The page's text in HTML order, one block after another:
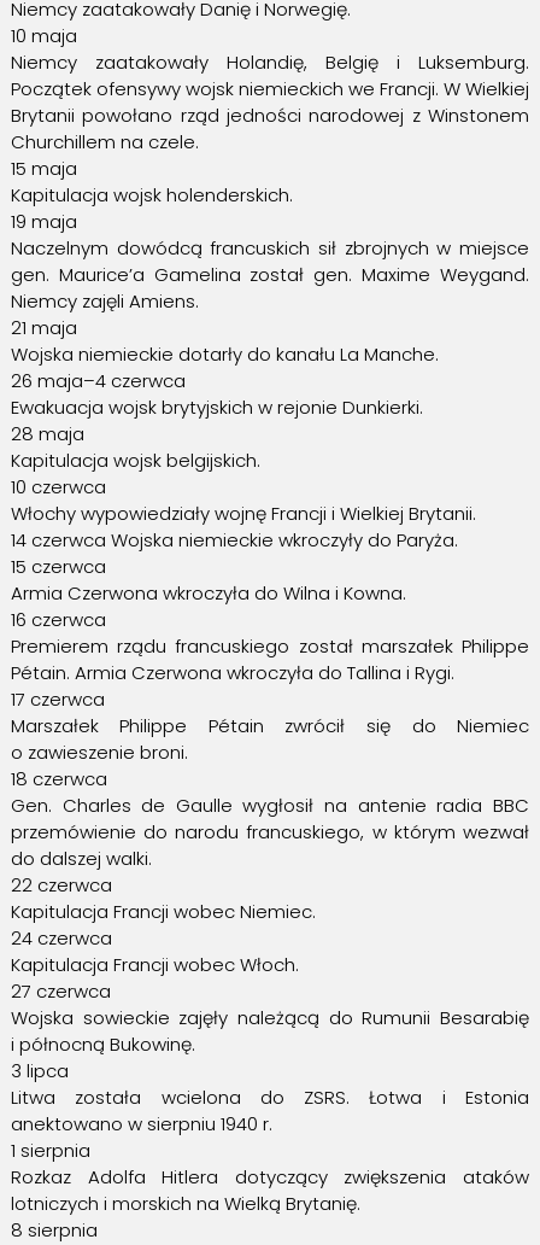
Niemcy zaatakowały Danię i Norwegię.
10 maja
Niemcy zaatakowały Holandię, Belgię i Luksemburg.
Początek ofensywy wojsk niemieckich we Francji. W Wielkiej
Brytanii powołano rząd jedności narodowej z Winstonem
Churchillem na czele.
15 maja
Kapitulacja wojsk holenderskich.
19 maja
Naczelnym dowódcą francuskich sił zbrojnych w miejsce
gen. Maurice’a Gamelina został gen. Maxime Weygand.
Niemcy zajęli Amiens.
21 maja
Wojska niemieckie dotarły do kanału La Manche.
26 maja–4 czerwca
Ewakuacja wojsk brytyjskich w rejonie Dunkierki.
28 maja
Kapitulacja wojsk belgijskich.
10 czerwca
Włochy wypowiedziały wojnę Francji i Wielkiej Brytanii.
14 czerwca Wojska niemieckie wkroczyły do Paryża.
15 czerwca
Armia Czerwona wkroczyła do Wilna i Kowna.
16 czerwca
Premierem rządu francuskiego został marszałek Philippe
Pétain. Armia Czerwona wkroczyła do Tallina i Rygi.
17 czerwca
Marszałek Philippe Pétain zwrócił się do Niemiec
o zawieszenie broni.
18 czerwca
Gen. Charles de Gaulle wygłosił na antenie radia BBC
przemówienie do narodu francuskiego, w którym wezwał
do dalszej walki.
22 czerwca
Kapitulacja Francji wobec Niemiec.
24 czerwca
Kapitulacja Francji wobec Włoch.
27 czerwca
Wojska sowieckie zajęły należącą do Rumunii Besarabię
i północną Bukowinę.
3 lipca
Litwa została wcielona do ZSRS. Łotwa i Estonia
anektowano w sierpniu 1940 r.
1 sierpnia
Rozkaz Adolfa Hitlera dotyczący zwiększenia ataków
lotniczych i morskich na Wielką Brytanię.
8 sierpnia